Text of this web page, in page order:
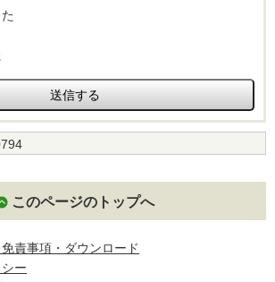
このページのトップへ
責事項・ダウンロード
ー